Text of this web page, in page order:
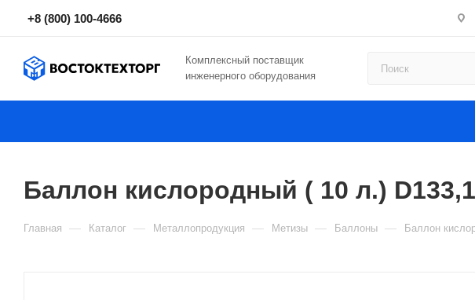
+8 (800) 100-4666
Комплексный поставщик
инженерного оборудования
Баллон кислородный ( 10 л.)
Главная — Каталог — Металлопродукция — Метизы — Баллоны — Баллон